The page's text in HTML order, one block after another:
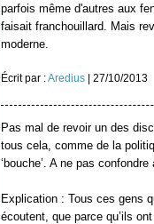
parfois même d'autres aux
faisait franchouillard. Mais
moderne.
Écrit par :Aredius| 27/10/2013
Pas mal de revoir un des
tous cela, comme de la
‘bouche’. A ne pas
Explication : Tous ces gens
écoutent, que parce qu’ils